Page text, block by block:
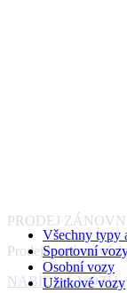
Všechny typy
Sportovní
Osobní vozy
Užitkové vozy